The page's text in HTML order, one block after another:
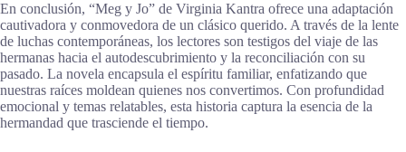
En conclusión, “Meg y Jo” de Virginia Kantra ofrece una adaptación
cautivadora y conmovedora de un clásico querido. A través de la lente
de luchas contemporáneas, los lectores son testigos del viaje de las
hermanas hacia el autodescubrimiento y la reconciliación con su
pasado. La novela encapsula el espíritu familiar, enfatizando que
nuestras raíces moldean quienes nos convertimos. Con profundidad
emocional y temas relatables, esta historia captura la esencia de la
hermandad que trasciende el tiempo.